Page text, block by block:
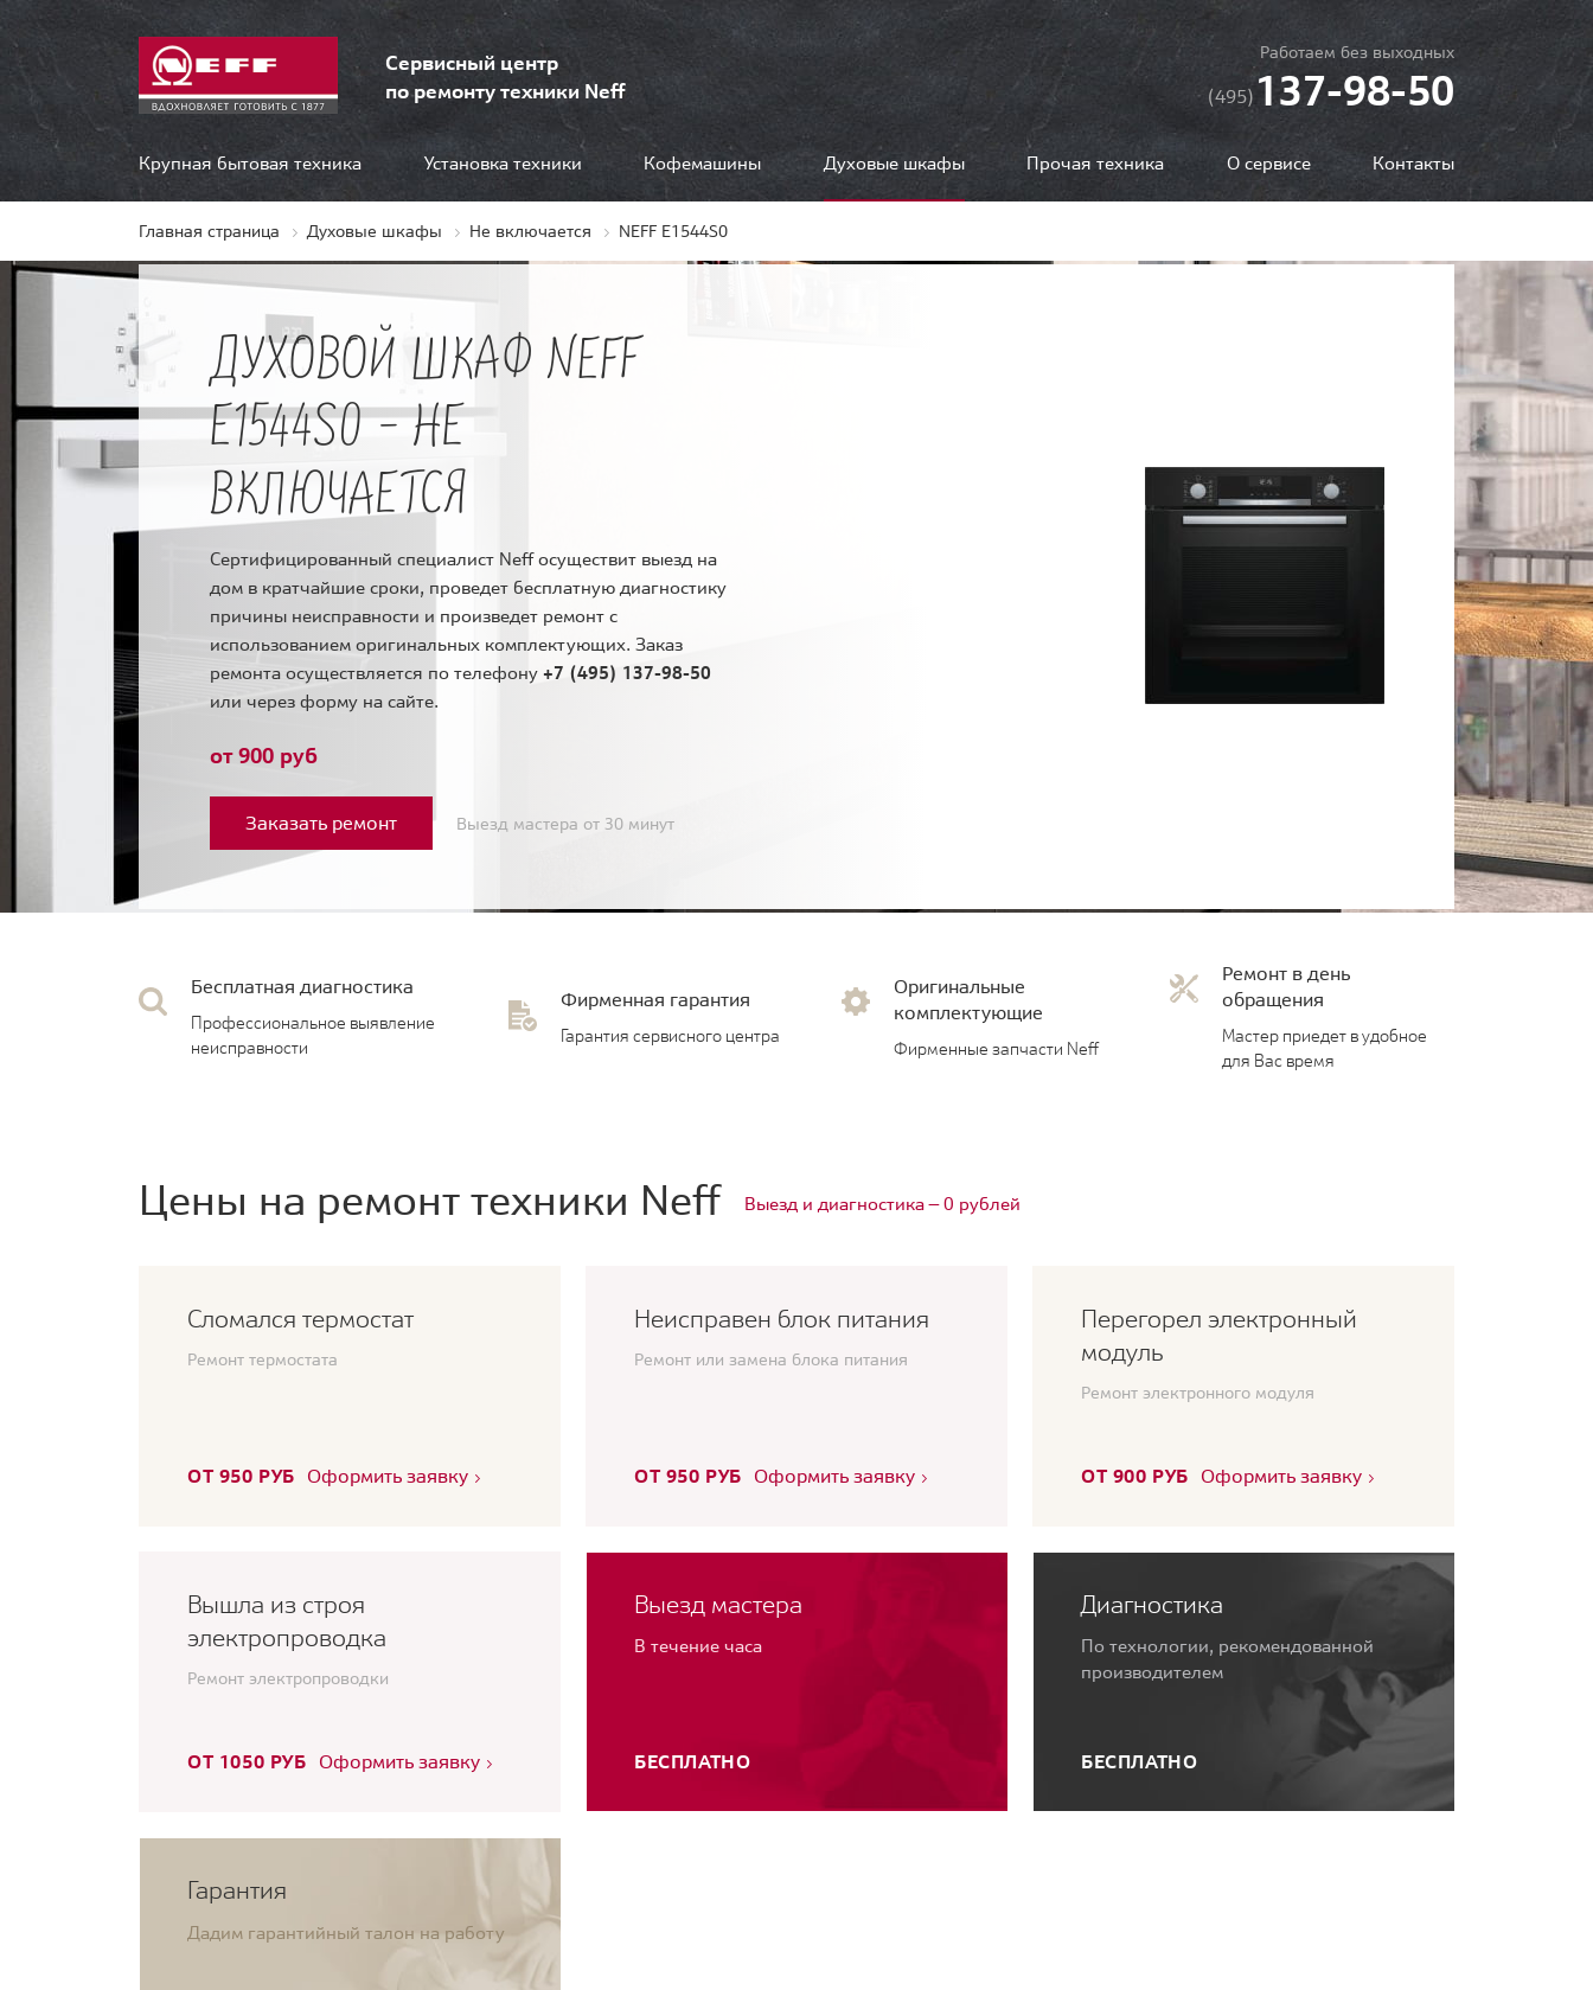
Сервисный центр
по ремонту техники Neff
Работаем без выходных
(495)137-98-50
Крупная бытовая техника Установка техники Кофемашины Духовые шкафы Прочая техника О сервисе Контакты
Главная страница Духовые шкафы Не включается NEFF E1544S0
ДУХОВОЙ ШКАФ NEFF
E1544S0 - НЕ
ВКЛЮЧАЕТСЯ
Сертифицированный специалист Neff осуществит выезд на
дом в кратчайшие сроки, проведет бесплатную диагностику
причины неисправности и произведет ремонт с
использованием оригинальных комплектующих. Заказ
ремонта осуществляется по телефону +7 (495) 137-98-50
или через форму на сайте.
от 900 руб
Заказать ремонт Выезд мастера от 30 минут
Бесплатная диагностика
Профессиональное выявление
неисправности
Фирменная гарантия
Гарантия сервисного центра
Оригинальные
комплектующие
Фирменные запчасти Neff
Ремонт в день
обращения
Мастер приедет в удобное
для Вас время
Цены на ремонт техники Neff Выезд и диагностика — 0 рублей
Сломался термостат
Ремонт термостата
ОТ 950 РУБ Оформить заявку
Неисправен блок питания
Ремонт или замена блока питания
ОТ 950 РУБ Оформить заявку
Перегорел электронный
модуль
Ремонт электронного модуля
ОТ 900 РУБ Оформить заявку
Вышла из строя
электропроводка
Ремонт электропроводки
ОТ 1050 РУБ Оформить заявку
Выезд мастера
В течение часа
БЕСПЛАТНО
Диагностика
По технологии, рекомендованной
производителем
БЕСПЛАТНО
Гарантия
Дадим гарантийный талон на работу